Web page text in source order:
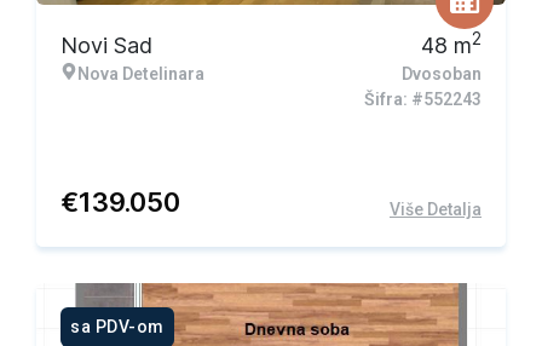
Novi Sad
Nova Detelinara
48 m2
Dvosoban
Šifra: #552243
€139.050 Više Detalja
sa PDV-om